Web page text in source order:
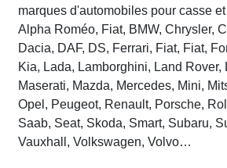
marques d'automobiles pour casse
Alpha Roméo, Fiat, BMW, Chrysler,
Dacia, DAF, DS, Ferrari, Fiat, Fiat,
Kia, Lada, Lamborghini, Land Rover,
Maserati, Mazda, Mercedes, Mini,
Opel, Peugeot, Renault, Porsche,
Saab, Seat, Skoda, Smart, Subaru,
Vauxhall, Volkswagen, Volvo…